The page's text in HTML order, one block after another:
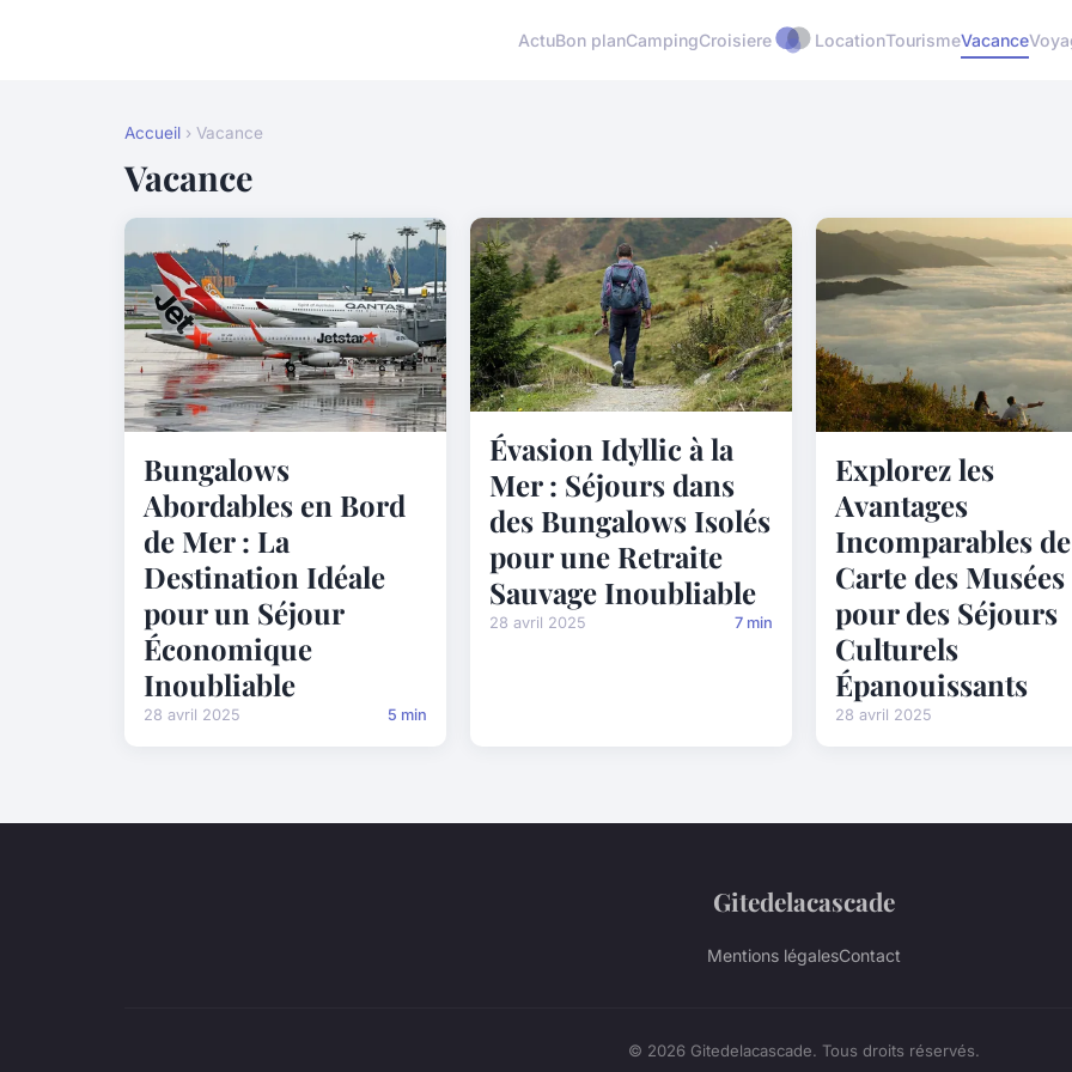
ActuBon planCampingCroisiere LocationTourismeVacance
Accueil › Vacance
Vacance
Bungalows
Abordables en Bord
de Mer : La
Destination Idéale
pour un Séjour
Économique
Inoubliable
28 avril 2025 5 min
Évasion Idyllic à la
Mer : Séjours dans
des Bungalows Isolés
pour une Retraite
Sauvage Inoubliable
28 avril 2025 7 min
Explorez les
Avantages
Incomparables
Carte des Musées
pour des Séjours
Culturels
Épanouissants
28 avril 2025
Gitedelacascade
Mentions légalesContact
© 2026 Gitedelacascade. Tous droits réservés.